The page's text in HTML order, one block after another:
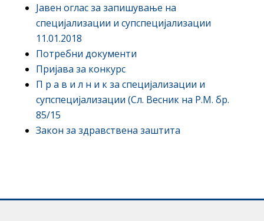
Јавен оглас за запишување на
специјализации и супспецијализации
11.01.2018
Потребни документи
Пријава за конкурс
П р а в и л н и к за специјализации и
супспецијализации (Сл. Весник на Р.М. бр.
85/15
Закон за здравствена заштита